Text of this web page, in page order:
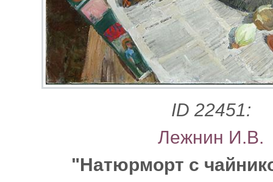
ID 22451:
Лежнин И.В.
"Натюрморт с